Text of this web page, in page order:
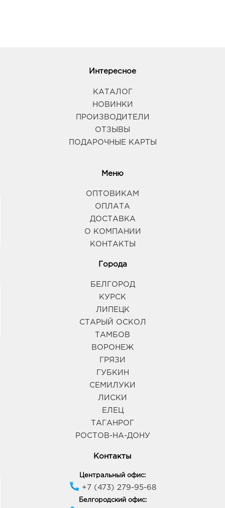
Интересное
КАТАЛОГ
НОВИНКИ
ПРОИЗВОДИТЕЛИ
ОТЗЫВЫ
ПОДАРОЧНЫЕ КАРТЫ
Меню
ОПТОВИКАМ
ОПЛАТА
ДОСТАВКА
О КОМПАНИИ
КОНТАКТЫ
Города
БЕЛГОРОД
КУРСК
ЛИПЕЦК
СТАРЫЙ ОСКОЛ
ТАМБОВ
ВОРОНЕЖ
ГРЯЗИ
ГУБКИН
СЕМИЛУКИ
ЛИСКИ
ЕЛЕЦ
ТАГАНРОГ
РОСТОВ-НА-ДОНУ
Контакты
Центральный офис:
+7 (473) 279-95-68
Белгородский офис: